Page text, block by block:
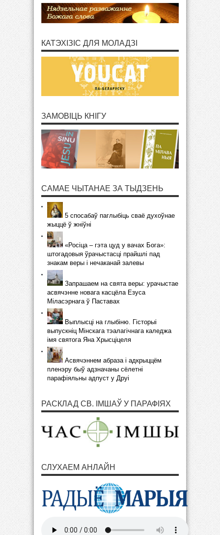
КАТЭХІЗІС ДЛЯ МОЛАДЗІ
ЗАМОВІЦЬ КНІГУ
САМАЕ ЧЫТАНАЕ ЗА ТЫДЗЕНЬ
5 спосабаў паглыбіць сваё духоўнае
жыццё ў жніўні
«Росіца – гэта цуд у вачах Бога»:
штогадовыя ўрачыстасці прайшлі пад
знакам веры і нечаканай залевы
Запрашаем на свята веры: урачыстае
асвячэнне новага касцёла Езуса
Міласэрнага ў Паставах
Выплысці на глыбіню. Гісторыі
выпускніц Мінскага тэалагічнага каледжа
імя святога Яна Хрысціцеля
Асвячэннем абраза і адкрыццём
пленэру быў адзначаны сёлетні
парафіяльны адпуст у Друі
РАСКЛАД СВ. ІМШАЎ У ПАРАФІЯХ
СЛУХАЕМ АНЛАЙН